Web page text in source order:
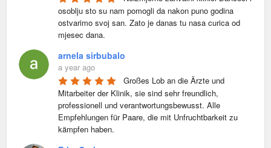
osoblju sto su nam pomogli da nakon puno godina
ostvarimo svoj san. Zato je danas tu nasa curica od
mjesec dana.
arnela sirbubalo
a year ago
Großes Lob an die Ärzte und
Mitarbeiter der Klinik, sie sind sehr freundlich,
professionell und verantwortungsbewusst. Alle
Empfehlungen für Paare, die mit Unfruchtbarkeit zu
kämpfen haben.